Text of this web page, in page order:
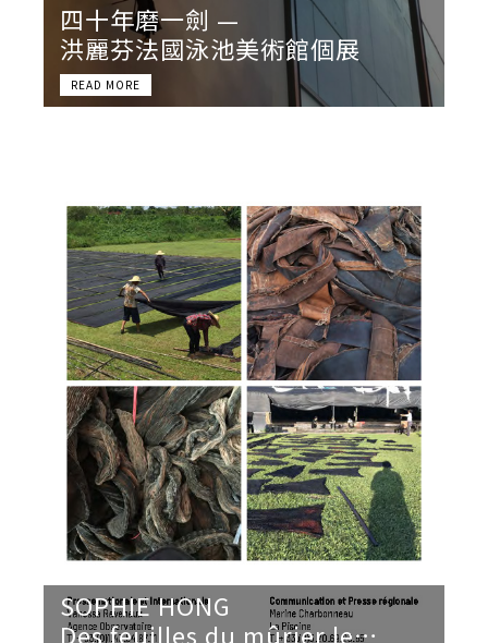
四十年磨一劍 —
洪麗芬法國泳池美術館個展
SOPHIE HONG
Des feuilles du mûrier le